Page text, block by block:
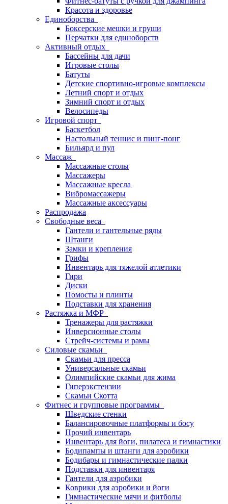
Красота и здоровье
Единоборства
Боксерские мешки и груши
Перчатки для единоборств
Активный отдых
Бассейны для дачи
Игровые столы
Батуты
Детские спортивно-игровые комплексы
Летний спорт и отдых
Зимний спорт и отдых
Велосипеды
Игровой спорт
Баскетбол
Настольный теннис и пинг-понг
Бильярд и пул
Массаж
Массажные столы
Массажеры
Массажные кресла
Вибромассажеры
Массажные аксессуары
Распродажа
Свободные веса
Гантели и гантельные ряды
Штанги
Замки и крепления
Грифы
Инвентарь для тяжелой атлетики
Гири
Диски
Помосты и плинты
Подставки для хранения
Растяжка и МФР
Тренажеры для растяжки
Инверсионные столы
Стрейч-системы и рамы
Силовые скамьи
Скамьи для пресса
Универсальные скамьи
Олимпийские скамьи для жима
Гиперэкстензии
Скамьи Скотта
Фитнес и групповые программы
Шведские стенки
Балансировочные платформы и босу
Прочий инвентарь
Инвентарь для йоги, пилатеса и гимнастики
Бодипампы и штанги для аэробики
Бодибары и гимнастические палки
Подставки для инвентаря
Гантели для аэробики
Коврики для аэробики и йоги
Гимнастические мячи и фитболы